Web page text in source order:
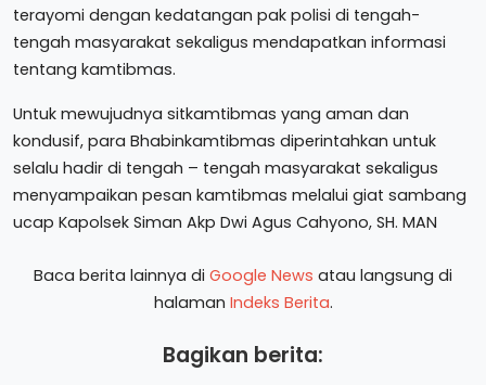
terayomi dengan kedatangan pak polisi di tengah-
tengah masyarakat sekaligus mendapatkan informasi
tentang kamtibmas.
Untuk mewujudnya sitkamtibmas yang aman dan
kondusif, para Bhabinkamtibmas diperintahkan untuk
selalu hadir di tengah – tengah masyarakat sekaligus
menyampaikan pesan kamtibmas melalui giat sambang
ucap Kapolsek Siman Akp Dwi Agus Cahyono, SH. MAN
Baca berita lainnya di Google News atau langsung di
halaman Indeks Berita.
Bagikan berita: